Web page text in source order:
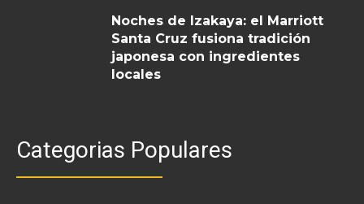
Noches de Izakaya: el Marriott
Santa Cruz fusiona tradición
japonesa con ingredientes
locales
Categorias Populares